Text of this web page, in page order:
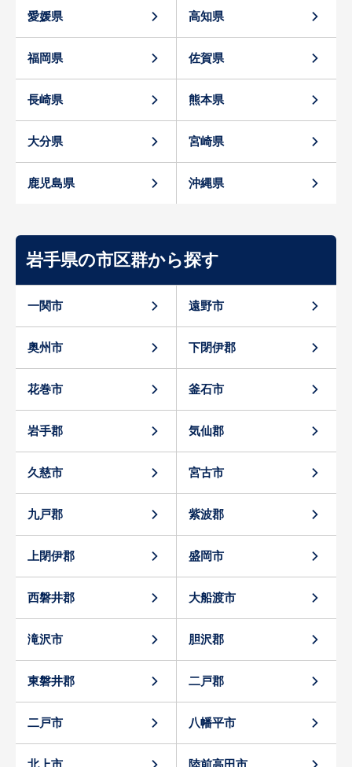
愛媛県 高知県
福岡県 佐賀県
長崎県 熊本県
大分県 宮崎県
鹿児島県 沖縄県
岩手県の市区群から探す
一関市 遠野市
奥州市 下閉伊郡
花巻市 釜石市
岩手郡 気仙郡
久慈市 宮古市
九戸郡 紫波郡
上閉伊郡 盛岡市
西磐井郡 大船渡市
滝沢市 胆沢郡
東磐井郡 二戸郡
二戸市 八幡平市
北上市 陸前高田市